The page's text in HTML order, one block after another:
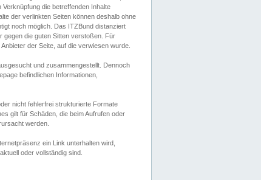
die betreffenden Inhalte
der verlinkten Seiten können deshalb ohne
noch möglich. Das ITZBund distanziert
gegen die guten Sitten verstoßen. Für
der Seite, auf die verwiesen wurde.
und zusammengestellt. Dennoch
befindlichen Informationen,
nicht fehlerfrei strukturierte Formate
gilt für Schäden, die beim Aufrufen oder
werden.
ein Link unterhalten wird,
oder vollständig sind.